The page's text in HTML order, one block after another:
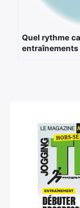
Quel rythme
entraînements